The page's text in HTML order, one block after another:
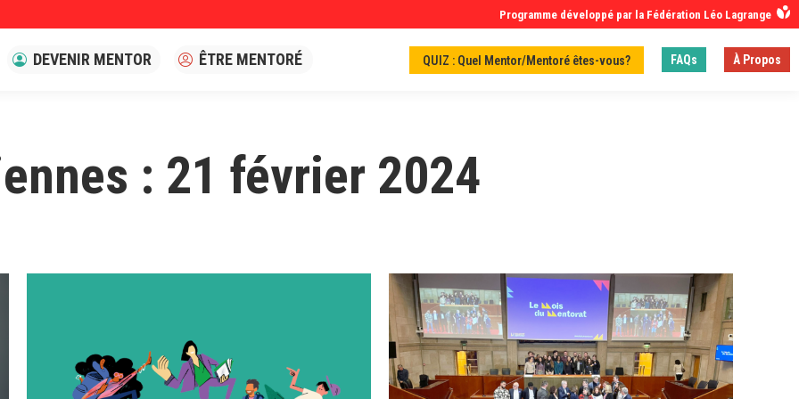
Programme développé par la Fédération Léo Lagrange
DEVENIR MENTOR ÊTRE MENTORÉ QUIZ : Quel Mentor/Mentoré êtes-vous? FAQs À Propos
: 21 février 2024